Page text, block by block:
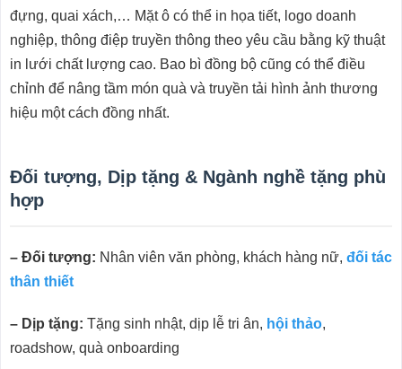
đựng, quai xách,… Mặt ô có thể in họa tiết, logo doanh
nghiệp, thông điệp truyền thông theo yêu cầu bằng kỹ thuật
in lưới chất lượng cao. Bao bì đồng bộ cũng có thể điều
chỉnh để nâng tầm món quà và truyền tải hình ảnh thương
hiệu một cách đồng nhất.
Đối tượng, Dịp tặng & Ngành nghề tặng phù
hợp
– Đối tượng: Nhân viên văn phòng, khách hàng nữ, đối tác
thân thiết
– Dịp tặng: Tặng sinh nhật, dịp lễ tri ân, hội thảo,
roadshow, quà onboarding